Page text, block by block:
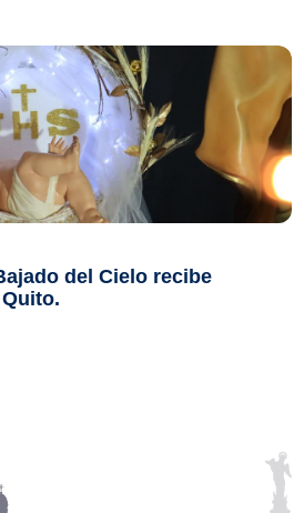
del Cielo recibe